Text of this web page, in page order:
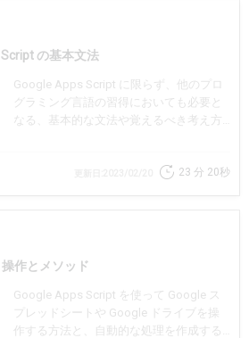
の基本文法
Google Apps Script に限らず、他のプロ
グラミング言語の習得においても必要と
なる、基本的な文法や覚えるべき考え方
23 分 20秒
作とメソッド
Google Apps Script を使って Google ス
プレッドシートや Google ドライブを操
作する方法と、自動的な処理を作成する